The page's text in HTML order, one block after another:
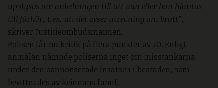
upplysas om anledningen till att han eller hon hämtas
till förhör, t.ex. att det avser utredning om brott”,
skriver Justitieombudsmannen.
Polisen får nu kritik på flera punkter av JO. Enligt
anmälan nämnde poliserna inget om misstankarna
under den oannonserade insatsen i bostaden, som
bevittnades av kvinnans familj.